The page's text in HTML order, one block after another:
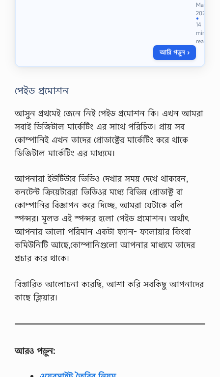
ধ্য
মে
…
র্ভা
র
বাং
লা
য়
বাং
রা
বাং
May
2023
●
14
min
read
আরি পড়ুন ›
পেইড প্রমোশন
আসুন প্রথমেই জেনে নিই পেইড প্রমোশন কি। এখন আমরা
সবাই ডিজিটাল মার্কেটিং এর সাথে পরিচিত। প্রায় সব
কোম্পানিই এখন তাদের প্রোডাক্টের মার্কেটিং করে থাকে
ডিজিটাল মার্কেটিং এর মাধ্যমে।
আপনারা ইউটিউবে ভিডিও দেখার সময় দেখে থাকবেন,
কনটেন্ট ক্রিয়েটরেরা ভিডিওর মধ্যে বিভিন্ন প্রোডাক্ট বা
কোম্পানির বিজ্ঞাপন করে দিচ্ছে, আমরা যেটাকে বলি
স্পন্সর। মূলত এই স্পন্সর হলো পেইড প্রমোশন। অর্থাৎ
আপনার ভালো পরিমান একটা ফ্যান- ফলোয়ার কিংবা
কমিউনিটি আছে,কোম্পানিগুলো আপনার মাধ্যমে তাদের
প্রচার করে থাকে।
বিস্তারিত আলোচনা করেছি, আশা করি সবকিছু আপনাদের
কাছে ক্লিয়ার।
আরও পড়ুন: